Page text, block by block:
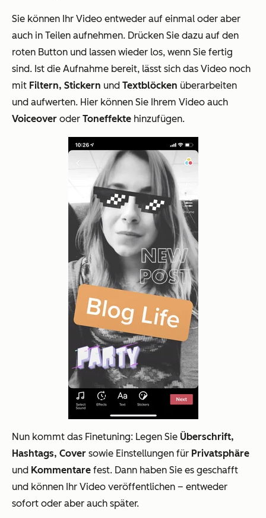
Sie können Ihr Video entweder auf einmal oder aber
auch in Teilen aufnehmen. Drücken Sie dazu auf den
roten Button und lassen wieder los, wenn Sie fertig
sind. Ist die Aufnahme bereit, lässt sich das Video noch
mit Filtern, Stickern und Textblöcken überarbeiten
und aufwerten. Hier können Sie Ihrem Video auch
Voiceover oder Toneffekte hinzufügen.
Nun kommt das Finetuning: Legen Sie Überschrift,
Hashtags, Cover sowie Einstellungen für Privatsphäre
und Kommentare fest. Dann haben Sie es geschafft
und können Ihr Video veröffentlichen – entweder
sofort oder aber auch später.